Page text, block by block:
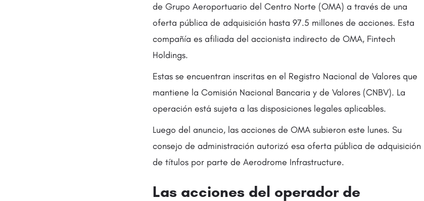
de Grupo Aeroportuario del Centro Norte (OMA) a través de una
oferta pública de adquisición hasta 97.5 millones de acciones. Esta
compañía es afiliada del accionista indirecto de OMA, Fintech
Holdings.
Estas se encuentran inscritas en el Registro Nacional de Valores que
mantiene la Comisión Nacional Bancaria y de Valores (CNBV). La
operación está sujeta a las disposiciones legales aplicables.
Luego del anuncio, las acciones de OMA subieron este lunes. Su
consejo de administración autorizó esa oferta pública de adquisición
de títulos por parte de Aerodrome Infrastructure.
Las acciones del operador de